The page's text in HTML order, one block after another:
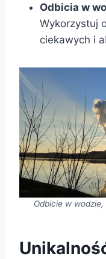
Odbicia w
Wykorzystuj
ciekawych i
Odbicie w